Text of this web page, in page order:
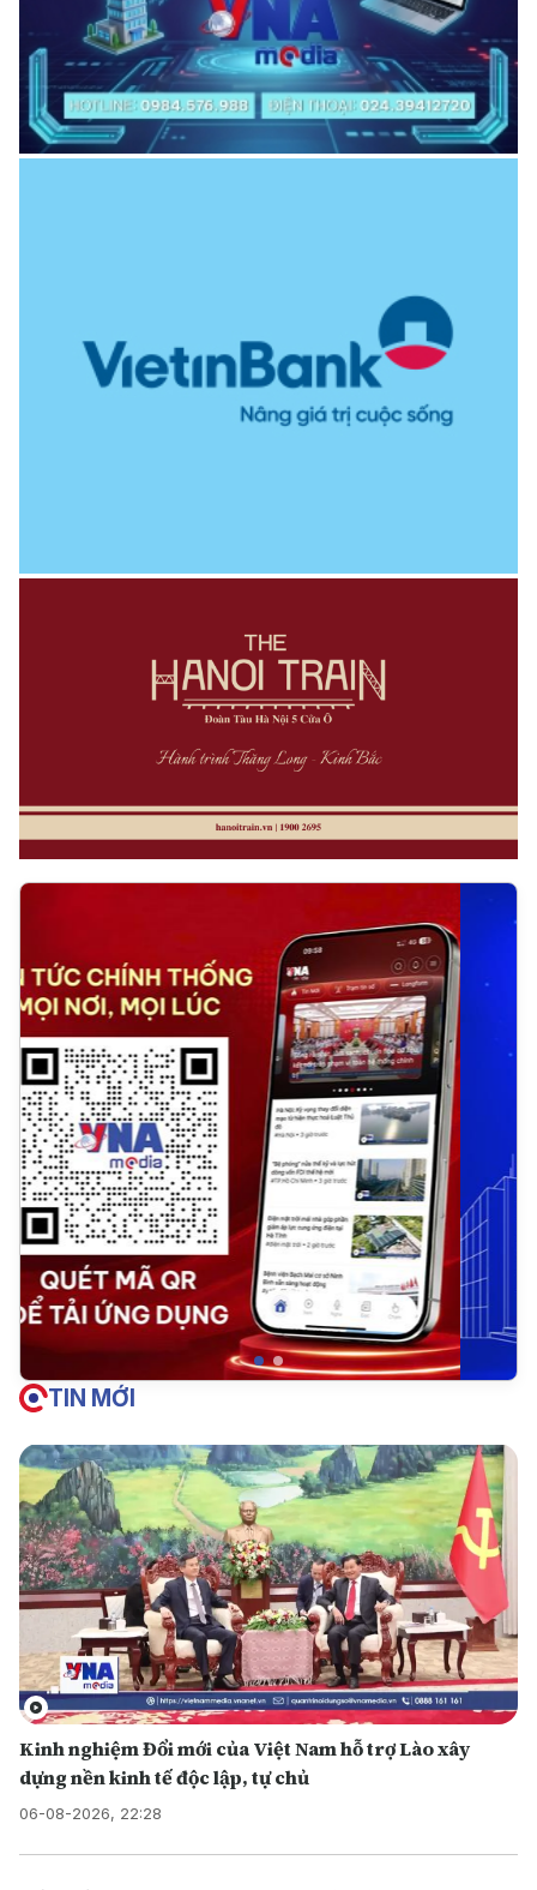
TIN MỚI
Kinh nghiệm Đổi mới của Việt Nam hỗ trợ Lào xây
dựng nền kinh tế độc lập, tự chủ
06-08-2026, 22:28